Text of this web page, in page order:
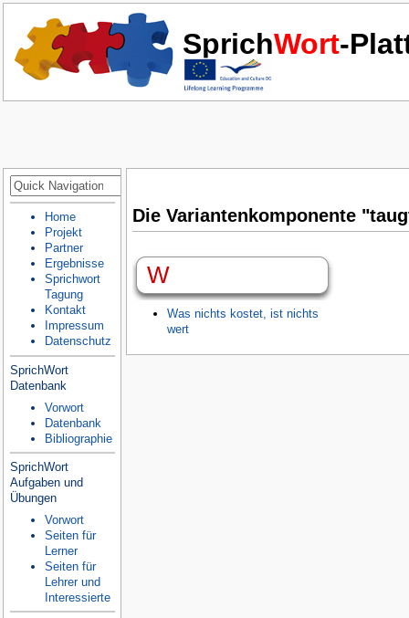
SprichWort-
Die Variantenkomponente
W
Was nichts kostet, ist nichts
wert
Home
Projekt
Partner
Ergebnisse
Sprichwort
Tagung
Kontakt
Impressum
Datenschutz
SprichWort
Datenbank
Vorwort
Datenbank
Bibliographie
SprichWort
Aufgaben und
Übungen
Vorwort
Seiten für
Lerner
Seiten für
Lehrer und
Interessierte